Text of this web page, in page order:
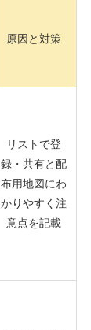
原因と対策
リストで登
録・共有と配
布用地図にわ
かりやすく注
意点を記載